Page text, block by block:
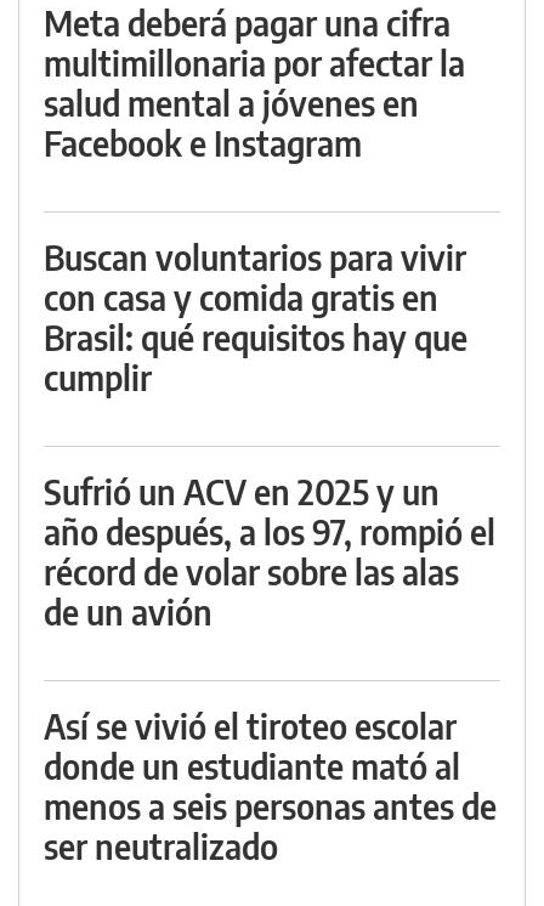
Meta deberá pagar una cifra
multimillonaria por afectar la
salud mental a jóvenes en
Facebook e Instagram
Buscan voluntarios para vivir
con casa y comida gratis en
Brasil: qué requisitos hay que
cumplir
Sufrió un ACV en 2025 y un
año después, a los 97, rompió el
récord de volar sobre las alas
de un avión
Así se vivió el tiroteo escolar
donde un estudiante mató al
menos a seis personas antes de
ser neutralizado